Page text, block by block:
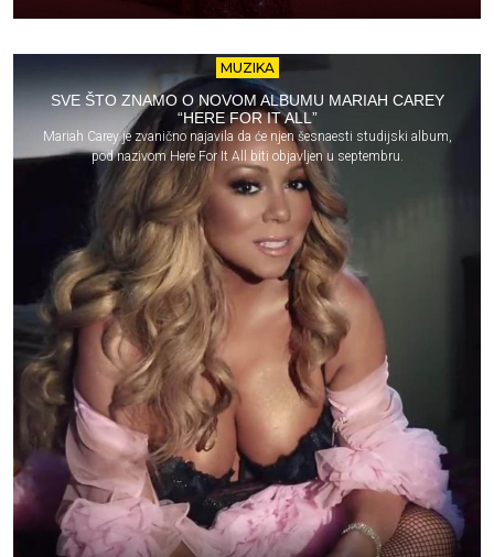
MUZIKA
SVE ŠTO ZNAMO O NOVOM ALBUMU MARIAH CAREY
“HERE FOR IT ALL”
Mariah Carey je zvanično najavila da će njen šesnaesti studijski album,
pod nazivom Here For It All biti objavljen u septembru.